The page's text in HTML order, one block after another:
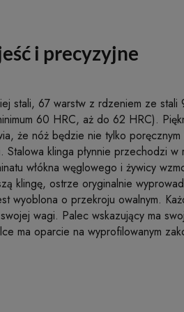
i precyzyjne
stali, 67 warstw z rdzeniem ze stali
60 HRC, aż do 62 HRC).
że nóż będzie nie tylko poręcznym
klinga płynnie przechodzi w
włókna węglowego i żywicy
klingę, ostrze oryginalnie
wyoblona o przekroju owalnym.
wagi. Palec wskazujący ma
ma oparcie na wyprofilowanym